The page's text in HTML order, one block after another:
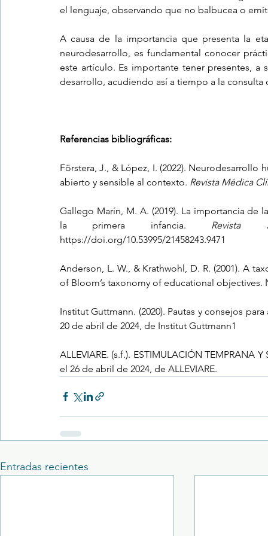
el lenguaje, observando que no balbucea o
A causa de la importancia que presenta la
neurodesarrollo, es fundamental conocer
este artículo. Es importante tener presentes,
desarrollo, acudiendo así a tiempo a la consulta
Referencias bibliográficas:
Förstera, J., & López, I. (2022).
abierto y sensible al contexto. Revista Médica
Gallego Marín, M. A. (2019). La importancia de
la primera infancia. Revista
https://doi.org/10.53995/21458243.9471
Anderson, L. W., & Krathwohl, D. R. (2001). A
of Bloom’s taxonomy of educational objectives.
Institut Guttmann. (2020). Pautas y consejos
20 de abril de 2024, de Institut Guttmann1
ALLEVIARE. (s.f.). ESTIMULACIÓN TEMPRANA
el 26 de abril de 2024, de ALLEVIARE.
Entradas recientes